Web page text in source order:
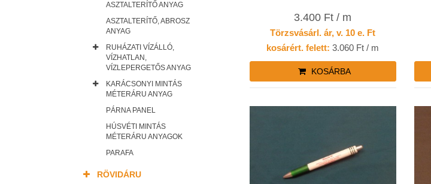
3.400 Ft / m
Törzsvásárl. ár, v. 10 e. Ft
kosárért. felett: 3.060 Ft / m
KOSÁRBA
ASZTALTERÍTŐ ANYAG
ASZTALTERÍTŐ, ABROSZ
ANYAG
RUHÁZATI VÍZÁLLÓ,
VÍZHATLAN,
VÍZLEPERGETŐS ANYAG
KARÁCSONYI MINTÁS
MÉTERÁRU ANYAG
PÁRNA PANEL
HÚSVÉTI MINTÁS
MÉTERÁRU ANYAGOK
PARAFA
RÖVIDÁRU